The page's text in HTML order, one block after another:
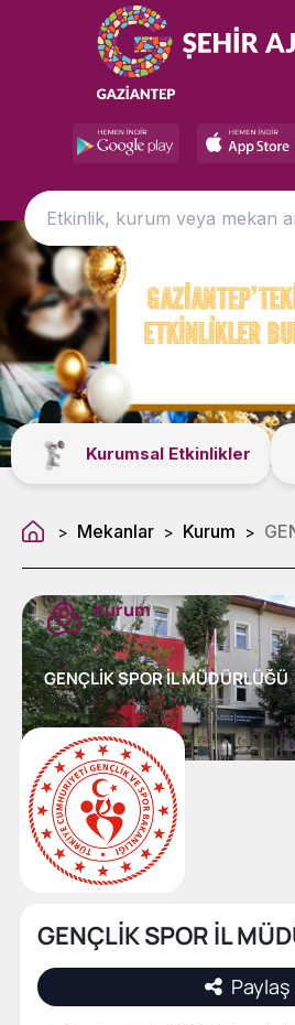
Kurumsal Etkinlikler
> Mekanlar > Kurum >
Kurum
GENÇLİK SPOR İL MÜDÜRLÜĞÜ
GENÇLİK SPOR İL
Paylaş